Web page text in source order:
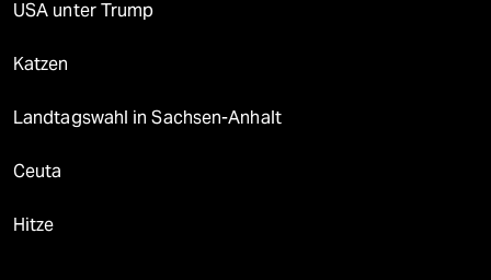
USA unter Trump
Katzen
Landtagswahl in Sachsen-Anhalt
Ceuta
Hitze